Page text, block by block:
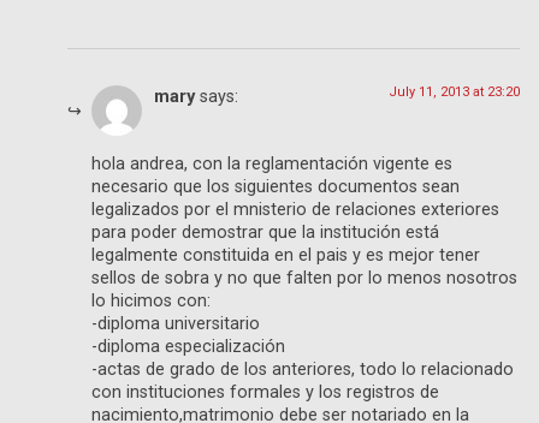
mary says: July 11, 2013 at 23:20
hola andrea, con la reglamentación vigente es
necesario que los siguientes documentos sean
legalizados por el mnisterio de relaciones exteriores
para poder demostrar que la institución está
legalmente constituida en el pais y es mejor tener
sellos de sobra y no que falten por lo menos nosotros
lo hicimos con:
-diploma universitario
-diploma especialización
-actas de grado de los anteriores, todo lo relacionado
con instituciones formales y los registros de
nacimiento,matrimonio debe ser notariado en la